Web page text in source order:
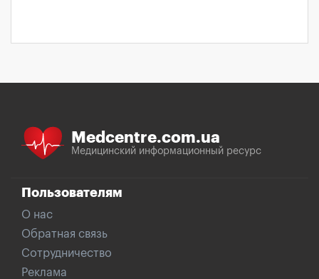
Medcentre.com.ua
Медицинский информационный ресурс
Пользователям
О нас
Обратная связь
Сотрудничество
Реклама